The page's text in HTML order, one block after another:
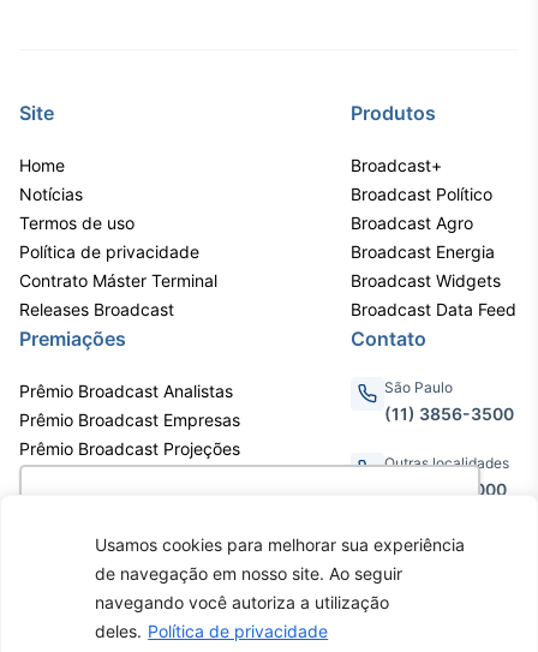
como você interage em nosso site e
personalizar conteúdo. Ao utilizar este site, você
concorda com o uso de cookies.
Usamos cookies para melhorar sua experiência
de navegação em nosso site. Ao seguir
navegando você autoriza a utilização
deles. Política de privacidade
Site
Home
Notícias
Termos de uso
Política de privacidade
Contrato Máster Terminal
Releases Broadcast
Produtos
Broadcast+
Broadcast Político
Broadcast Agro
Broadcast Energia
Broadcast Widgets
Broadcast Data Feed
Premiações
Prêmio Broadcast Analistas
Prêmio Broadcast Empresas
Prêmio Broadcast Projeções
Contato
São Paulo
(11) 3856-3500
Outras localidades
0800.011.3000
Av. Eng. Caetano Álvares, 55 - 3º e
6º andar, Bairro do Limão, São
Paulo / SP, CEP 02598-900 -